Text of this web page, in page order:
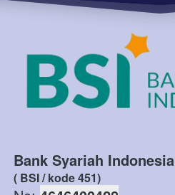
Bank Syariah Indonesia
( BSI / kode 451)